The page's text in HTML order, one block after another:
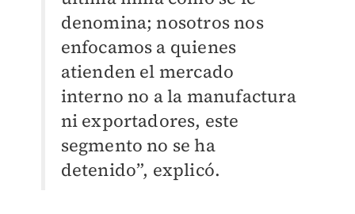
denomina; nosotros nos
enfocamos a quienes
atienden el mercado
interno no a la manufactura
ni exportadores, este
segmento no se ha
detenido”, explicó.